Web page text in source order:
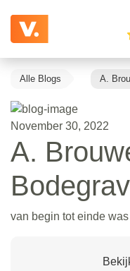
Alle Blogs A.
November 30, 2022
A.
van begin tot einde